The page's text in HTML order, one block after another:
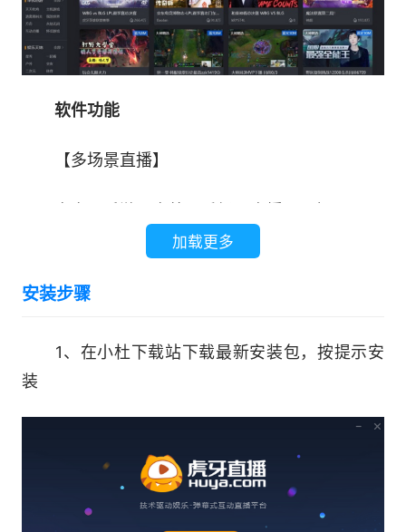
软件功能
【多场景直播】
【手游直播】
【坚实后援】
【虎牙独家功能】
美颜直播、赛事竞猜、视频连麦，玩转最酷直
加载更多
安装步骤
1、在小杜下载站下载最新安装包，按提示安
装